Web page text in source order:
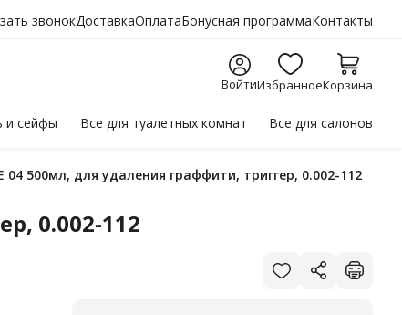
звонокДоставкаОплатаБонусная программаКонтакты
ВойтиИзбранноеКорзина
и сейфы Все для туалетных комнат Все для салонов
04 500мл, для удаления граффити, триггер, 0.002-112
0.002-112